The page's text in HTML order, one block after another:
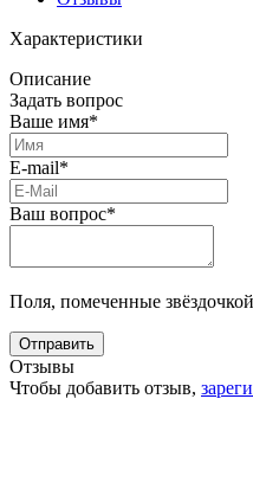
Характеристики
Описание
Задать вопрос
Ваше имя*
E-mail*
Ваш вопрос*
Поля, помеченные
Отзывы
Чтобы добавить отзыв,